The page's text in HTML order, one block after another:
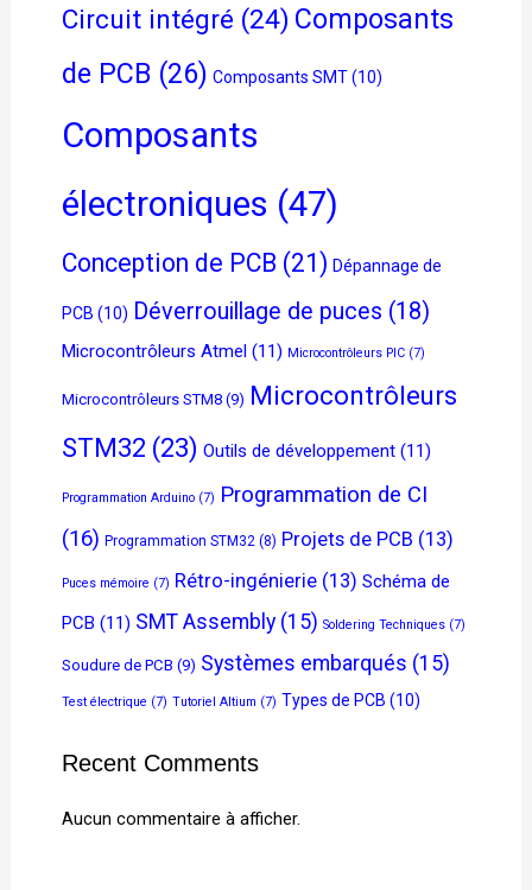
Circuit intégré (24) Composants
de PCB (26) Composants SMT(10)
Composants
électroniques (47)
Conception de PCB (21) Dépannage de
PCB (10) Déverrouillage de puces (18)
Microcontrôleurs Atmel (11) Microcontrôleurs PIC (7)
Microcontrôleurs STM8 (9) Microcontrôleurs
STM32 (23) Outils de développement (11)
Programmation Arduino (7) Programmation de CI
(16) Programmation STM32 (8) Projets de PCB (13)
Puces mémoire (7) Rétro-ingénierie (13) Schéma de
PCB (11) SMT Assembly (15) Soldering Techniques (7)
Soudure de PCB (9) Systèmes embarqués (15)
Test électrique (7) Tutoriel Altium (7) Types de PCB (10)
Recent Comments
Aucun commentaire à afficher.